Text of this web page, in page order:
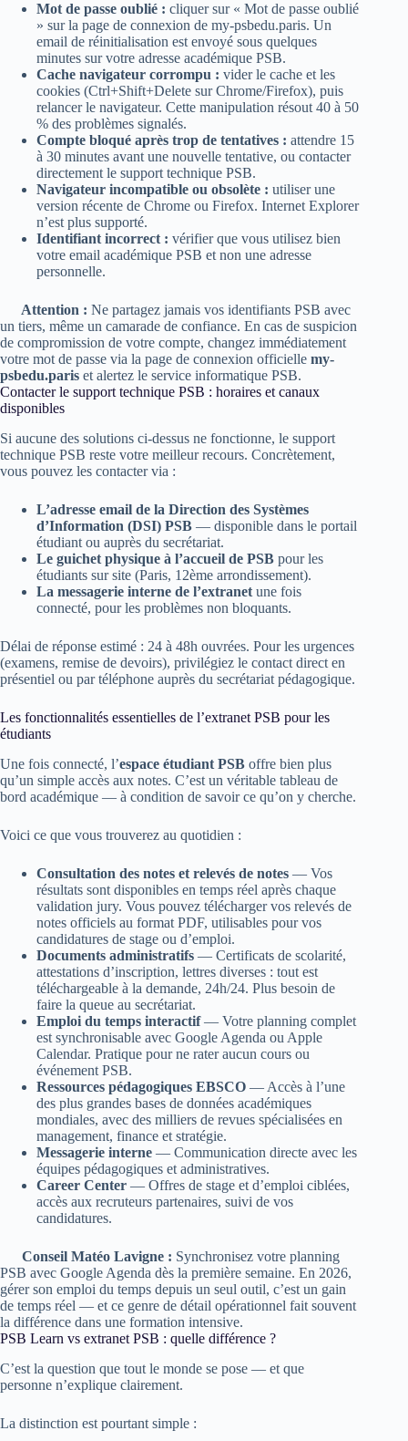
Mot de passe oublié : cliquer sur « Mot de passe oublié
» sur la page de connexion de my-psbedu.paris. Un
email de réinitialisation est envoyé sous quelques
minutes sur votre adresse académique PSB.
Cache navigateur corrompu : vider le cache et les
cookies (Ctrl+Shift+Delete sur Chrome/Firefox), puis
relancer le navigateur. Cette manipulation résout 40 à 50
% des problèmes signalés.
Compte bloqué après trop de tentatives : attendre 15
à 30 minutes avant une nouvelle tentative, ou contacter
directement le support technique PSB.
Navigateur incompatible ou obsolète : utiliser une
version récente de Chrome ou Firefox. Internet Explorer
n’est plus supporté.
Identifiant incorrect : vérifier que vous utilisez bien
votre email académique PSB et non une adresse
personnelle.
Attention : Ne partagez jamais vos identifiants PSB avec
un tiers, même un camarade de confiance. En cas de suspicion
de compromission de votre compte, changez immédiatement
votre mot de passe via la page de connexion officielle my-
psbedu.paris et alertez le service informatique PSB.
Contacter le support technique PSB : horaires et canaux
disponibles
Si aucune des solutions ci-dessus ne fonctionne, le support
technique PSB reste votre meilleur recours. Concrètement,
vous pouvez les contacter via :
L’adresse email de la Direction des Systèmes
d’Information (DSI) PSB — disponible dans le portail
étudiant ou auprès du secrétariat.
Le guichet physique à l’accueil de PSB pour les
étudiants sur site (Paris, 12ème arrondissement).
La messagerie interne de l’extranet une fois
connecté, pour les problèmes non bloquants.
Délai de réponse estimé : 24 à 48h ouvrées. Pour les urgences
(examens, remise de devoirs), privilégiez le contact direct en
présentiel ou par téléphone auprès du secrétariat pédagogique.
Les fonctionnalités essentielles de l’extranet PSB pour les
étudiants
Une fois connecté, l’espace étudiant PSB offre bien plus
qu’un simple accès aux notes. C’est un véritable tableau de
bord académique — à condition de savoir ce qu’on y cherche.
Voici ce que vous trouverez au quotidien :
Consultation des notes et relevés de notes — Vos
résultats sont disponibles en temps réel après chaque
validation jury. Vous pouvez télécharger vos relevés de
notes officiels au format PDF, utilisables pour vos
candidatures de stage ou d’emploi.
Documents administratifs — Certificats de scolarité,
attestations d’inscription, lettres diverses : tout est
téléchargeable à la demande, 24h/24. Plus besoin de
faire la queue au secrétariat.
Emploi du temps interactif— Votre planning complet
est synchronisable avec Google Agenda ou Apple
Calendar. Pratique pour ne rater aucun cours ou
événement PSB.
Ressources pédagogiques EBSCO — Accès à l’une
des plus grandes bases de données académiques
mondiales, avec des milliers de revues spécialisées en
management, finance et stratégie.
Messagerie interne — Communication directe avec les
équipes pédagogiques et administratives.
Career Center — Offres de stage et d’emploi ciblées,
accès aux recruteurs partenaires, suivi de vos
candidatures.
Conseil Matéo Lavigne : Synchronisez votre planning
PSB avec Google Agenda dès la première semaine. En 2026,
gérer son emploi du temps depuis un seul outil, c’est un gain
de temps réel — et ce genre de détail opérationnel fait souvent
la différence dans une formation intensive.
PSB Learn vs extranet PSB : quelle différence ?
C’est la question que tout le monde se pose — et que
personne n’explique clairement.
La distinction est pourtant simple :